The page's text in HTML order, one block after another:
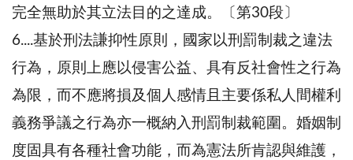
完全無助於其立法目的之達成。〔第30段〕
6....基於刑法謙抑性原則，國家以刑罰制裁之違法
行為，原則上應以侵害公益、具有反社會性之行為
為限，而不應將損及個人感情且主要係私人間權利
義務爭議之行為亦一概納入刑罰制裁範圍。婚姻制
度固具有各種社會功能，而為憲法所肯認與維護，